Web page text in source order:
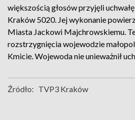
większością głosów przyjęli
Kraków 5020. Jej wykonanie
Miasta Jackowi Majchrowskiemu.
rozstrzygnięcia wojewodzie
Kmicie. Wojewoda nie unieważnił
Źródło: TVP3 Kraków